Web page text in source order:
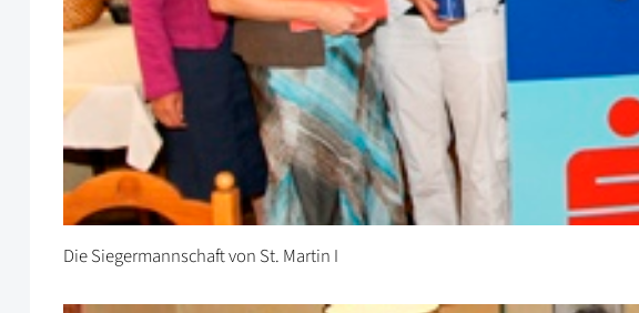
Die Siegermannschaft von St. Martin I